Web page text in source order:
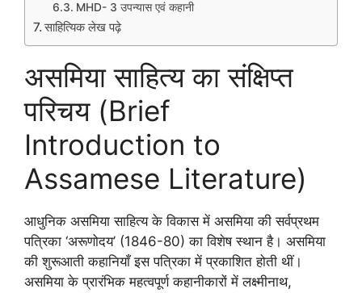
MHD- 3 उपन्यास एवं कहानी
साहित्यिक लेख पढ़े
असमिया साहित्य का संक्षिप्त
परिचय (Brief
Introduction to
Assamese Literature)
आधुनिक असमिया साहित्य के विकास में असमिया की सर्वप्रथम
पत्रिका ‘अरूणोदय’ (1846-80) का विशेष स्थान है। असमिया
की शुरूआती कहानियाँ इस पत्रिका में प्रकाशित होती थीं।
असमिया के प्रारंभिक महत्वपूर्ण कहानीकारों में लक्ष्मीनाथ,